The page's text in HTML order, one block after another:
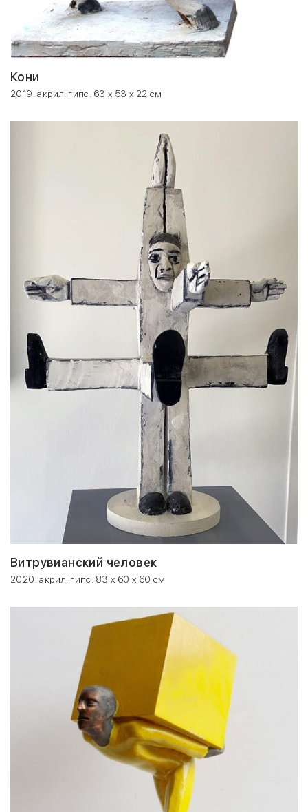
Кони
2019. акрил, гипс. 63 x 53 x 22 см
Витрувианский человек
2020. акрил, гипс. 83 x 60 x 60 см